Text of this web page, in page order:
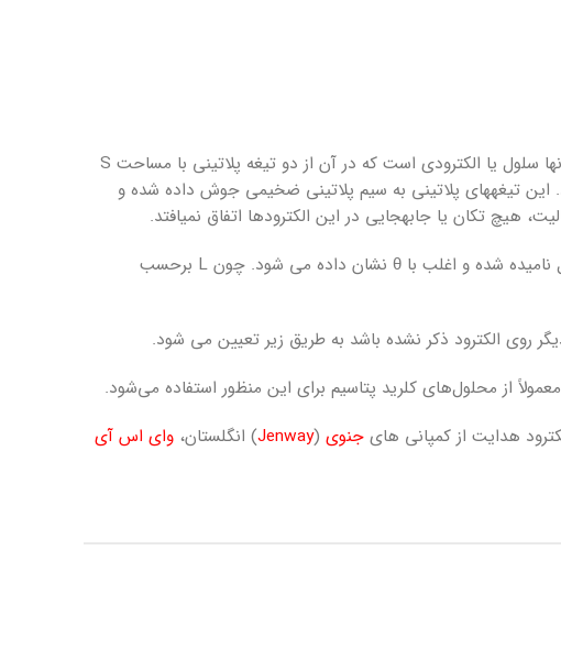
، چند نوع سلول اندازه­ گیری هدایت الکتریکی یا الکترود هدایت سنجی رایج است. رایج­ترین آن­ها سلول یا الکترودی است که در آن از دو تیغه پلاتینی با مساحت S
نشود. این تیغه­های پلاتینی به سیم پلاتینی ضخیمی جوش داده شده و
تکان یا جابه­جایی در این الکترودها اتفاق نمی­افتد.
نسبت فاصله بین دو الکترود (L) به سطح آن ها (S)، یعنی L/S برای هر سلول مقداری مشخص و ثابت است که ثابت سلول نامیده شده و اغلب با θ نشان داده می شود. چون L برحسب
روی الکترود ذکر نشده باشد به طریق زیر تعیین می شود.
جنوی (
Jenway) انگلستان، وای اس آی